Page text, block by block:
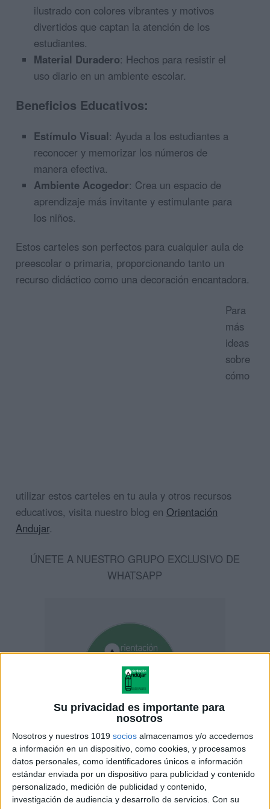
Su privacidad es importante para
nosotros
Nosotros y nuestros 1019 socios almacenamos y/o accedemos
a información en un dispositivo, como cookies, y procesamos
datos personales, como identificadores únicos e información
estándar enviada por un dispositivo para publicidad y contenido
personalizado, medición de publicidad y contenido,
investigación de audiencia y desarrollo de servicios. Con su
ilustrado con colores vibrantes y motivos
divertidos que captan la atención de los
estudiantes.
Material Duradero: Hechos para resistir el
uso diario en un ambiente escolar.
Beneficios Educativos:
Estímulo Visual: Ayuda a los estudiantes a
reconocer y memorizar los números de
manera efectiva.
Ambiente Acogedor: Crea un espacio de
aprendizaje más invitante y estimulante para
los niños.
Estos carteles son perfectos para cualquier aula de
preescolar o primaria, proporcionando tanto un
recurso didáctico como una decoración encantadora.
Para
más
ideas
sobre
cómo
utilizar estos carteles en tu aula y otros recursos
educativos, visita nuestro blog en Orientación
Andujar.
ÚNETE A NUESTRO GRUPO EXCLUSIVO DE
WHATSAPP
ENLACE AL GRUPO